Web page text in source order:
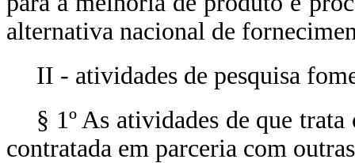
alternativa nacional de
II - atividades de pesquisa
§ 1º As atividades de que
contratada em parceria com